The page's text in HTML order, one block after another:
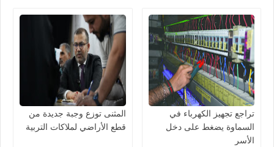
تراجع تجهيز الكهرباء في
السماوة يضغط على دخل
الأسر
المثنى توزع وجبة جديدة من
قطع الأراضي لملاكات التربية